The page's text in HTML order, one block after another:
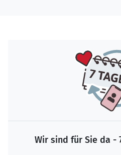
Wir sind für Sie da -